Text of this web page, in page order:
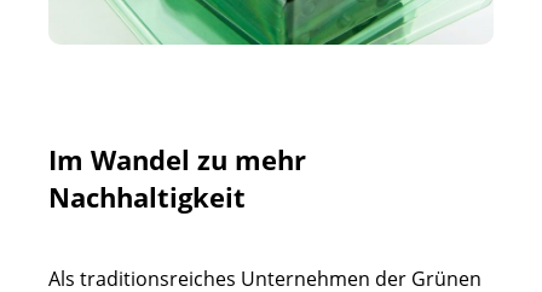
Im Wandel zu mehr
Nachhaltigkeit
Als traditionsreiches Unternehmen der Grünen